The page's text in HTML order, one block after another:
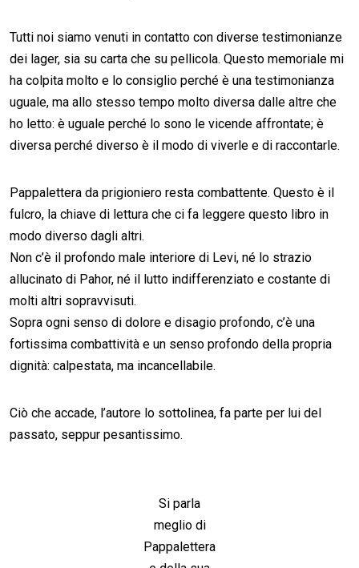
Tutti noi siamo venuti in contatto con diverse testimonianze
dei lager, sia su carta che su pellicola. Questo memoriale mi
ha colpita molto e lo consiglio perché è una testimonianza
uguale, ma allo stesso tempo molto diversa dalle altre che
ho letto: è uguale perché lo sono le vicende affrontate; è
diversa perché diverso è il modo di viverle e di raccontarle.
Pappalettera da prigioniero resta combattente. Questo è il
fulcro, la chiave di lettura che ci fa leggere questo libro in
modo diverso dagli altri.
Non c’è il profondo male interiore di Levi, né lo strazio
allucinato di Pahor, né il lutto indifferenziato e costante di
molti altri sopravvisuti.
Sopra ogni senso di dolore e disagio profondo, c’è una
fortissima combattività e un senso profondo della propria
dignità: calpestata, ma incancellabile.
Ciò che accade, l’autore lo sottolinea, fa parte per lui del
passato, seppur pesantissimo.
Si parla
meglio di
Pappalettera